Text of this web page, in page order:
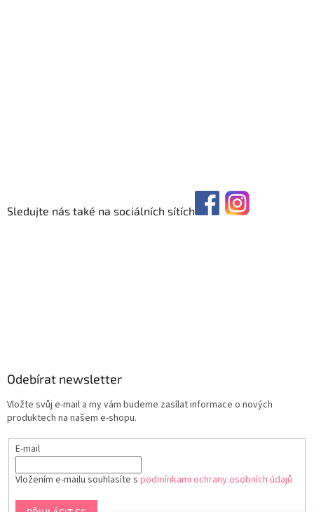
Sledujte nás také na sociálních sítích
Odebírat newsletter
Vložte svůj e-mail a my vám budeme zasílat informace o nových
produktech na našem e-shopu.
E-mail
Vložením e-mailu souhlasíte s podmínkami ochrany osobních údajů